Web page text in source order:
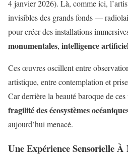
4 janvier 2026). Là, comme ici,
invisibles des grands fonds —
pour créer des installations
monumentales, intelligence
Ces œuvres oscillent entre
artistique, entre contemplation et
Car derrière la beauté baroque de
fragilité des écosystèmes
aujourd’hui menacé.
Une Expérience Sensorielle